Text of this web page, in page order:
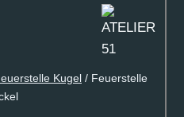
Kugel / Feuerstelle